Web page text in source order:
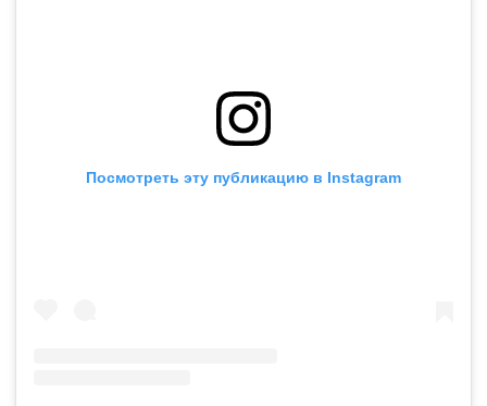
Посмотреть эту публикацию в Instagram